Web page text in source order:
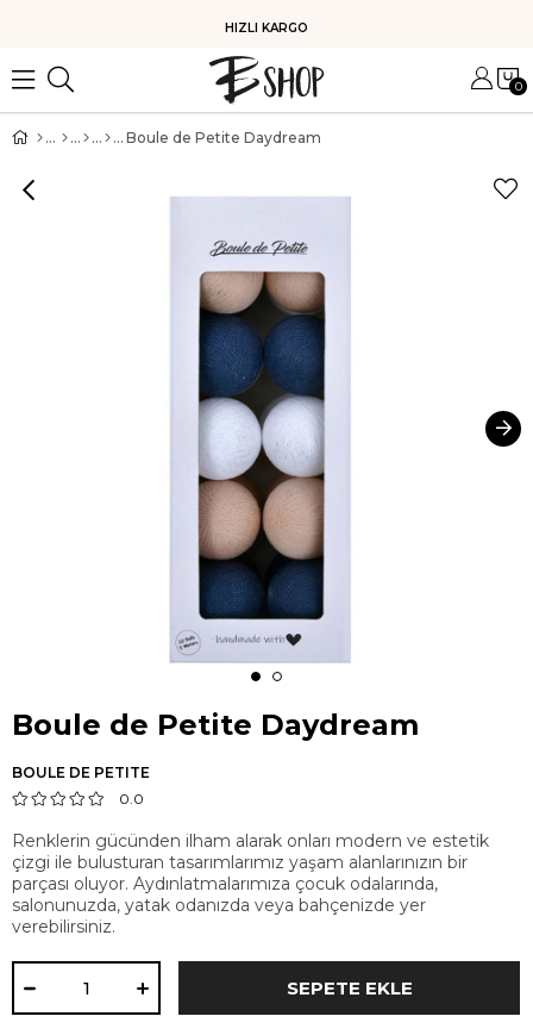
HIZLI KARGO
0
Boule de Petite Daydream
Boule de Petite Daydream
BOULE DE PETITE
0.0
Renklerin gücünden ilham alarak onları modern ve estetik
çizgi ile bulusturan tasarımlarımız yaşam alanlarınızın bir
parçası oluyor. Aydınlatmalarımıza çocuk odalarında,
salonunuzda, yatak odanızda veya bahçenizde yer
verebilirsiniz.